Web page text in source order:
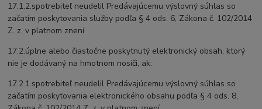
17.1.2.spotrebiteľ neudelil Predávajúcemu výslovný súhlas so
začatím poskytovania služby podľa § 4 ods. 6, Zákona č. 102/2014
Z. z. v platnom znení
17.2.úplne alebo čiastočne poskytnutý elektronický obsah, ktorý
nie je dodávaný na hmotnom nosiči, ak:
17.2.1.spotrebiteľ neudelil Predávajúcemu výslovný súhlas so
začatím poskytovania elektronického obsahu podľa § 4 ods. 8,